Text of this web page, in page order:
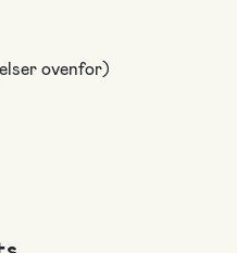
ovenfor)